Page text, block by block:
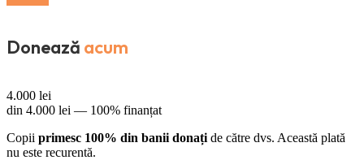
Donează acum
4.000 lei
din 4.000 lei — 100% finanțat
Copii primesc 100% din banii donați de către dvs. Această plată
nu este recurentă.